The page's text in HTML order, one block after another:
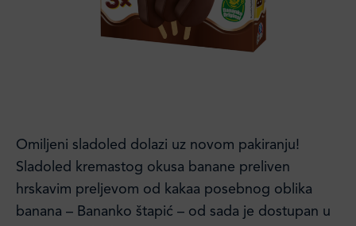
Omiljeni sladoled dolazi uz novom pakiranju!
Sladoled kremastog okusa banane preliven
hrskavim preljevom od kakaa posebnog oblika
banana – Bananko štapić – od sada je dostupan u